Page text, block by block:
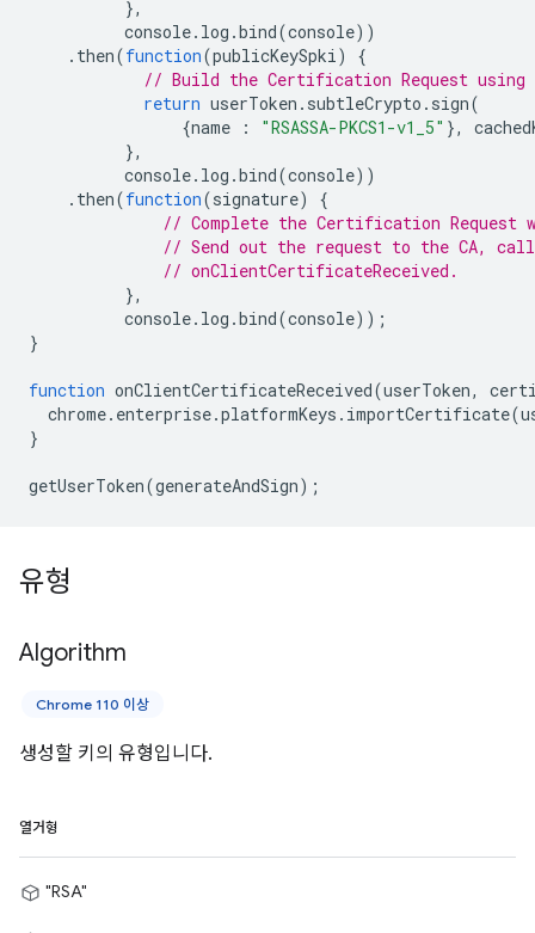
},
console. log .bind(console))
. then(function(publicKeySpki)
{
// Build the Certification Request
return userToken . subtleCrypto . sign(
{name : "RSASSA-PKCS1-v1_5" },
},
console. log .bind(console))
. then(function(signature)
{
// Complete the Certification
// Send out the request to the CA,
// onClientCertificateReceived.
},
console. log .bind(console));
}
function onClientCertificateReceived(userToken,
chrome. enterprise.platformKeys . importCertificate(
}
getUserToken(generateAndSign);
유형
Algorithm
Chrome 110 이상
생성할 키의 유형입니다.
열거형
"RSA"